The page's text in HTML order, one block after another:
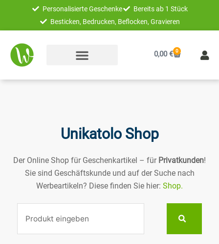
springen
Personalisierte Geschenke
Bereits ab 1 Stück
Besticken, Bedrucken, Beflocken, Gravieren
0,00€ 0
Warenkorb
Unikatolo Shop
Der Online Shop für Geschenkartikel – für Privatkunden!
Sie sind Geschäftskunde und auf der Suche nach
Werbeartikeln? Diese finden Sie hier: Shop.